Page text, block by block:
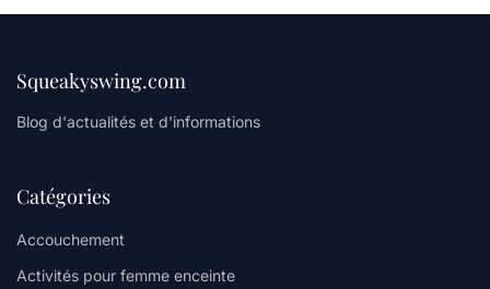
Squeakyswing.com
Blog d'actualités et d'informations
Catégories
Accouchement
Activités pour femme enceinte